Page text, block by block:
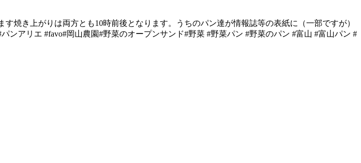
焼き上がりは両方とも10時前後となります。うちのパン達が情報誌等の表紙に（一部ですが）
アリエ #favo#岡山農園#野菜のオープンサンド#野菜 #野菜パン #野菜のパン #富山 #富山パン #